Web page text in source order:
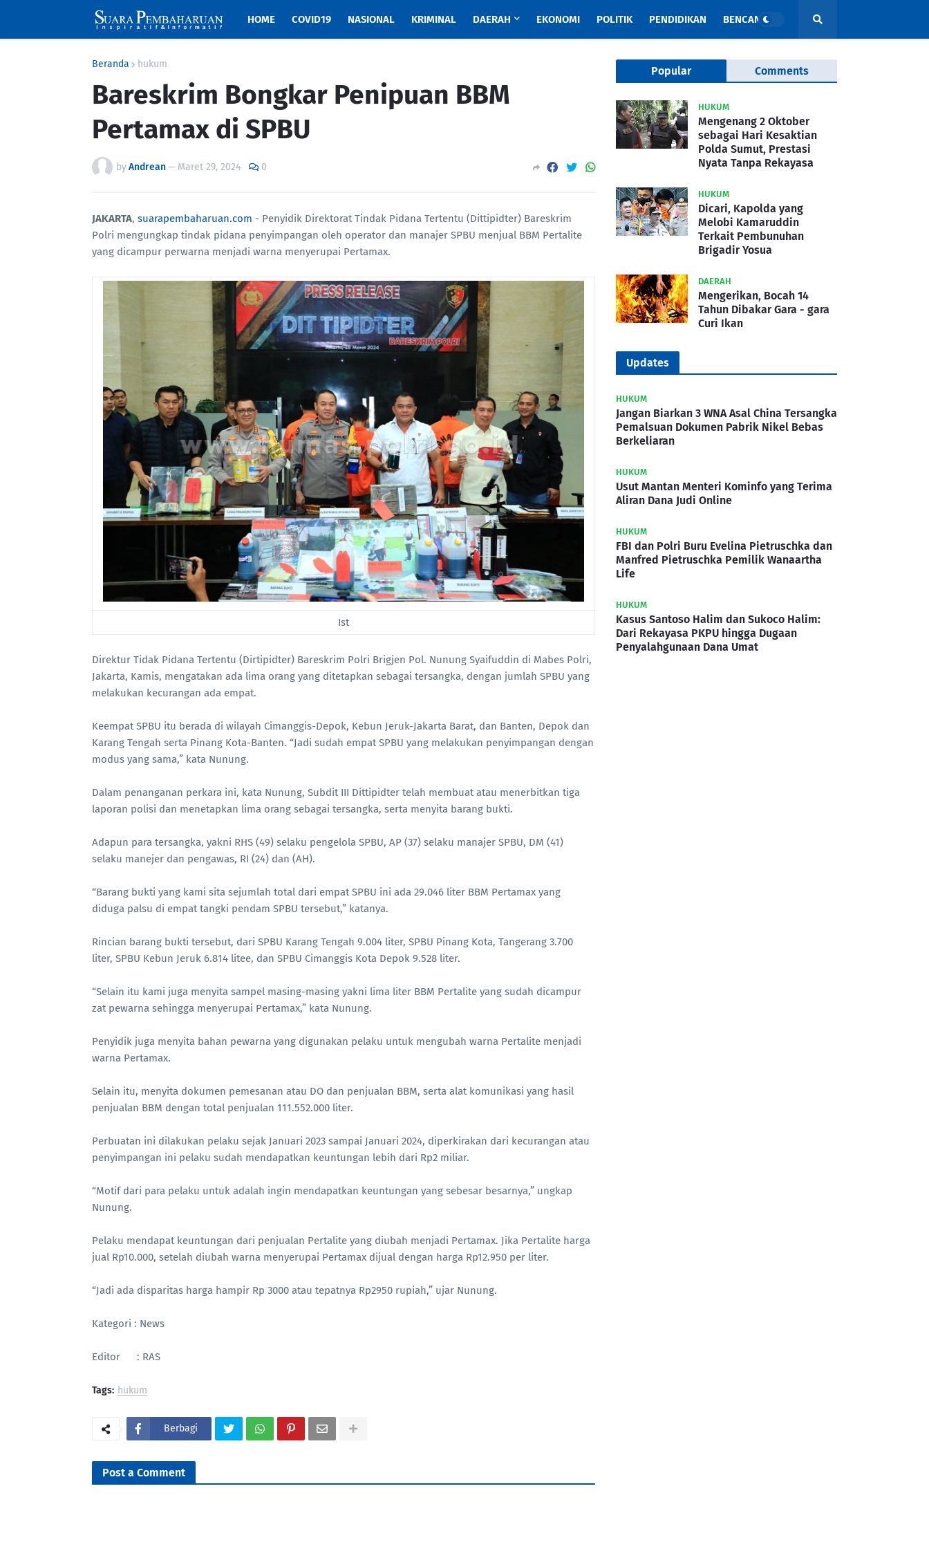
HOME COVID19 NASIONAL KRIMINAL DAERAH EKONOMI POLITIK PENDIDIKAN BENCANA
Beranda hukum
Bareskrim Bongkar Penipuan BBM
Pertamax di SPBU
byAndrean— Maret 29, 2024 0
JAKARTA, suarapembaharuan.com - Penyidik Direktorat Tindak Pidana Tertentu (Dittipidter) Bareskrim
Polri mengungkap tindak pidana penyimpangan oleh operator dan manajer SPBU menjual BBM Pertalite
yang dicampur perwarna menjadi warna menyerupai Pertamax.
Ist
Direktur Tidak Pidana Tertentu (Dirtipidter) Bareskrim Polri Brigjen Pol. Nunung Syaifuddin di Mabes Polri,
Jakarta, Kamis, mengatakan ada lima orang yang ditetapkan sebagai tersangka, dengan jumlah SPBU yang
melakukan kecurangan ada empat.
Keempat SPBU itu berada di wilayah Cimanggis-Depok, Kebun Jeruk-Jakarta Barat, dan Banten, Depok dan
Karang Tengah serta Pinang Kota-Banten. “Jadi sudah empat SPBU yang melakukan penyimpangan dengan
modus yang sama,” kata Nunung.
Dalam penanganan perkara ini, kata Nunung, Subdit III Dittipidter telah membuat atau menerbitkan tiga
laporan polisi dan menetapkan lima orang sebagai tersangka, serta menyita barang bukti.
Adapun para tersangka, yakni RHS (49) selaku pengelola SPBU, AP (37) selaku manajer SPBU, DM (41)
selaku manejer dan pengawas, RI (24) dan (AH).
“Barang bukti yang kami sita sejumlah total dari empat SPBU ini ada 29.046 liter BBM Pertamax yang
diduga palsu di empat tangki pendam SPBU tersebut,” katanya.
Rincian barang bukti tersebut, dari SPBU Karang Tengah 9.004 liter, SPBU Pinang Kota, Tangerang 3.700
liter, SPBU Kebun Jeruk 6.814 litee, dan SPBU Cimanggis Kota Depok 9.528 liter.
“Selain itu kami juga menyita sampel masing-masing yakni lima liter BBM Pertalite yang sudah dicampur
zat pewarna sehingga menyerupai Pertamax,” kata Nunung.
Penyidik juga menyita bahan pewarna yang digunakan pelaku untuk mengubah warna Pertalite menjadi
warna Pertamax.
Selain itu, menyita dokumen pemesanan atau DO dan penjualan BBM, serta alat komunikasi yang hasil
penjualan BBM dengan total penjualan 111.552.000 liter.
Perbuatan ini dilakukan pelaku sejak Januari 2023 sampai Januari 2024, diperkirakan dari kecurangan atau
penyimpangan ini pelaku sudah mendapatkan keuntungan lebih dari Rp2 miliar.
“Motif dari para pelaku untuk adalah ingin mendapatkan keuntungan yang sebesar besarnya,” ungkap
Nunung.
Pelaku mendapat keuntungan dari penjualan Pertalite yang diubah menjadi Pertamax. Jika Pertalite harga
jual Rp10.000, setelah diubah warna menyerupai Pertamax dijual dengan harga Rp12.950 per liter.
“Jadi ada disparitas harga hampir Rp 3000 atau tepatnya Rp2950 rupiah,” ujar Nunung.
Kategori : News
Editor : RAS
Tags: hukum
Berbagi
Post a Comment
Popular Comments
HUKUM
Mengenang 2 Oktober
sebagai Hari Kesaktian
Polda Sumut, Prestasi
Nyata Tanpa Rekayasa
HUKUM
Dicari, Kapolda yang
Melobi Kamaruddin
Terkait Pembunuhan
Brigadir Yosua
DAERAH
Mengerikan, Bocah 14
Tahun Dibakar Gara - gara
Curi Ikan
Updates
HUKUM
Jangan Biarkan 3 WNA Asal China Tersangka
Pemalsuan Dokumen Pabrik Nikel Bebas
Berkeliaran
HUKUM
Usut Mantan Menteri Kominfo yang Terima
Aliran Dana Judi Online
HUKUM
FBI dan Polri Buru Evelina Pietruschka dan
Manfred Pietruschka Pemilik Wanaartha
Life
HUKUM
Kasus Santoso Halim dan Sukoco Halim:
Dari Rekayasa PKPU hingga Dugaan
Penyalahgunaan Dana Umat